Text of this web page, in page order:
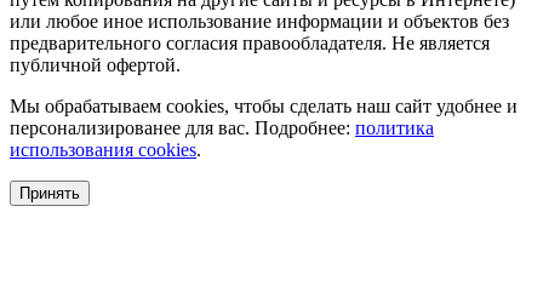
или любое иное использование информации и объектов без
предварительного согласия правообладателя. Не является
публичной офертой.
Мы обрабатываем cookies, чтобы сделать наш сайт удобнее и
персонализированее для вас. Подробнее: политика
использования cookies.
Принять